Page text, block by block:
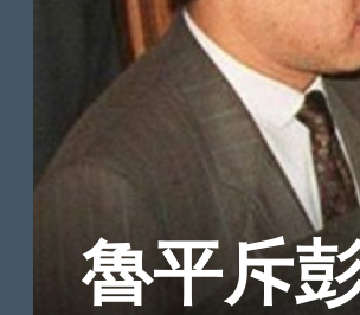
魯平斥